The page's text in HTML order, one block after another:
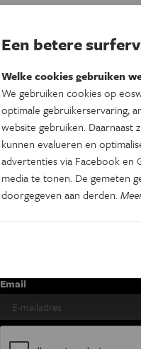
Kies je
Eos Wetenschap
2 x week
Email
Een betere
Welke cookies gebruiken
We gebruiken cookies op
optimale gebruikerservaring,
website gebruiken.
kunnen evalueren en
advertenties via Facebook en
media te tonen. De gemeten
doorgegeven aan derden.